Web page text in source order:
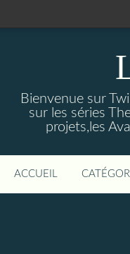
Bienvenue sur
sur les séries
projets,les
ACCUEIL